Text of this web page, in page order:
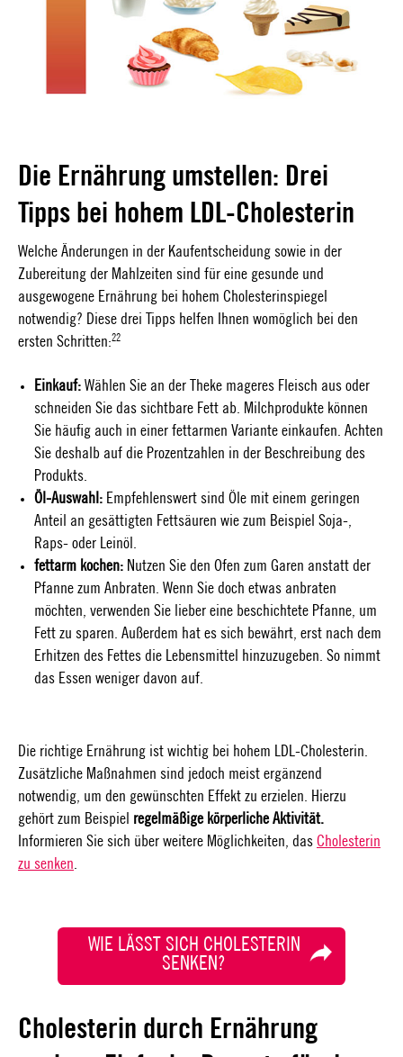
Die Ernährung umstellen: Drei
Tipps bei hohem LDL-Cholesterin
Welche Änderungen in der Kaufentscheidung sowie in der
Zubereitung der Mahlzeiten sind für eine gesunde und
ausgewogene Ernährung bei hohem Cholesterinspiegel
notwendig? Diese drei Tipps helfen Ihnen womöglich bei den
ersten Schritten:22
Einkauf:Wählen Sie an der Theke mageres Fleisch aus oder
schneiden Sie das sichtbare Fett ab. Milchprodukte können
Sie häufig auch in einer fettarmen Variante einkaufen. Achten
Sie deshalb auf die Prozentzahlen in der Beschreibung des
Produkts.
Öl-Auswahl:Empfehlenswert sind Öle mit einem geringen
Anteil an gesättigten Fettsäuren wie zum Beispiel Soja-,
Raps- oder Leinöl.
fettarm kochen:Nutzen Sie den Ofen zum Garen anstatt der
Pfanne zum Anbraten. Wenn Sie doch etwas anbraten
möchten, verwenden Sie lieber eine beschichtete Pfanne, um
Fett zu sparen. Außerdem hat es sich bewährt, erst nach dem
Erhitzen des Fettes die Lebensmittel hinzuzugeben. So nimmt
das Essen weniger davon auf.
Die richtige Ernährung ist wichtig bei hohem LDL-Cholesterin.
Zusätzliche Maßnahmen sind jedoch meist ergänzend
notwendig, um den gewünschten Effekt zu erzielen. Hierzu
gehört zum Beispiel regelmäßige körperliche Aktivität.
Informieren Sie sich über weitere Möglichkeiten, das Cholesterin
zu senken.
WIE LÄSST SICH CHOLESTERIN
SENKEN?
Cholesterin durch Ernährung